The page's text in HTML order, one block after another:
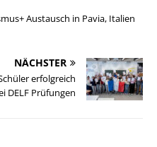
Austausch in Pavia, Italien
NÄCHSTER
erfolgreich
DELF Prüfungen